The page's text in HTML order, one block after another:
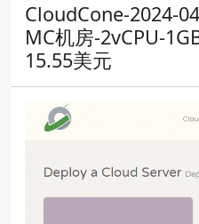
CloudCone-2024-
MC机房-2vCPU-
15.55美元